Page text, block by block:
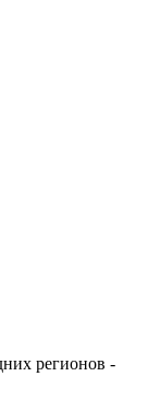
регионов -